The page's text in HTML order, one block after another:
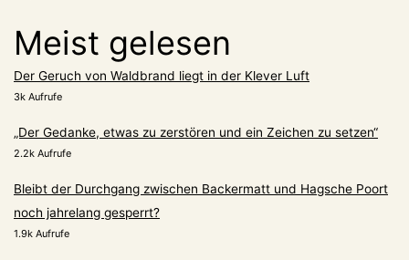
Meist gelesen
Der Geruch von Waldbrand liegt in der Klever Luft
3k Aufrufe
„Der Gedanke, etwas zu zerstören und ein Zeichen zu setzen“
2.2k Aufrufe
Bleibt der Durchgang zwischen Backermatt und Hagsche Poort
noch jahrelang gesperrt?
1.9k Aufrufe